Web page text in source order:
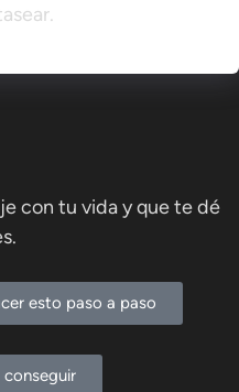
con tu vida y que te dé
esto paso a paso
conseguir